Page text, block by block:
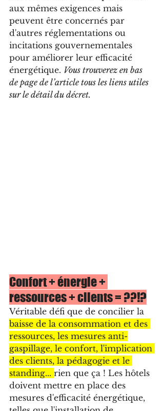
aux mêmes exigences mais
peuvent être concernés par
d'autres réglementations ou
incitations gouvernementales
pour améliorer leur efficacité
énergétique. Vous trouverez en bas
de page de l’article tous les liens utiles
sur le détail du décret.
Confort + énergie +
ressources + clients = ??!?
Véritable défi que de concilier la
baisse de la consommation et des
ressources, les mesures anti-
gaspillage, le confort, l'implication
des clients, la pédagogie et le
standing... rien que ça ! Les hôtels
doivent mettre en place des
mesures d'efficacité énergétique,